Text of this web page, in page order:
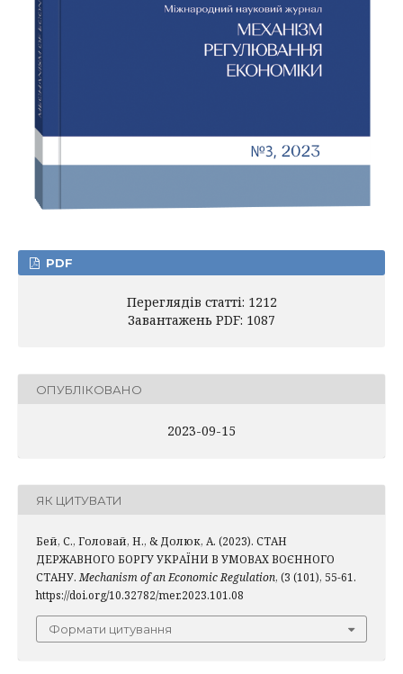
PDF
Переглядів статті: 1212
Завантажень PDF: 1087
ОПУБЛІКОВАНО
2023-09-15
ЯК ЦИТУВАТИ
Бей, С., Головай, Н., & Долюк, А. (2023). СТАН
ДЕРЖАВНОГО БОРГУ УКРАЇНИ В УМОВАХ ВОЄННОГО
СТАНУ.Mechanism of an Economic Regulation, (3 (101), 55-61.
https://doi.org/10.32782/mer.2023.101.08
Формати цитування